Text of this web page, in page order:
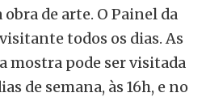
de arte. O Painel da
todos os dias. As
mostra pode ser visitada
de semana, às 16h, e no